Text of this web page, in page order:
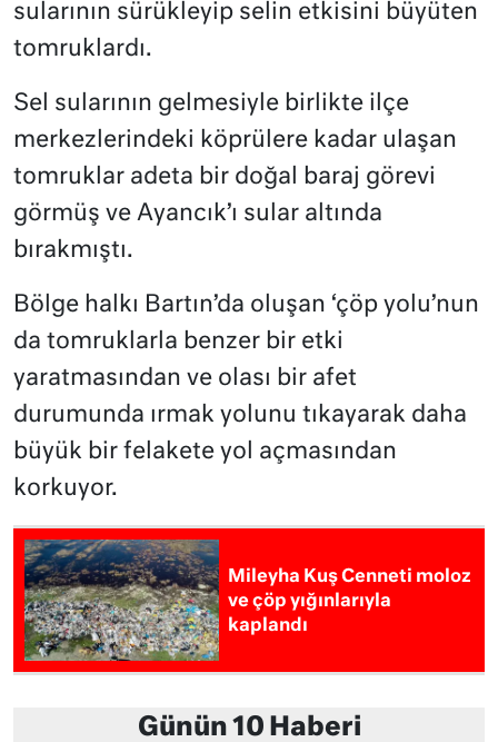
sularının sürükleyip selin etkisini büyüten
tomruklardı.
Sel sularının gelmesiyle birlikte ilçe
merkezlerindeki köprülere kadar ulaşan
tomruklar adeta bir doğal baraj görevi
görmüş ve Ayancık’ı sular altında
bırakmıştı.
Bölge halkı Bartın’da oluşan ‘çöp yolu’nun
da tomruklarla benzer bir etki
yaratmasından ve olası bir afet
durumunda ırmak yolunu tıkayarak daha
büyük bir felakete yol açmasından
korkuyor.
Mileyha Kuş Cenneti moloz
ve çöp yığınlarıyla
kaplandı
Günün 10 Haberi